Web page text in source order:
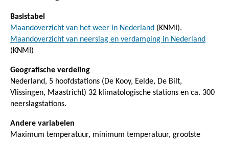
Basistabel
Maandoverzicht van het weer in Nederland (KNMI).
Maandoverzicht van neerslag en verdamping in Nederland
(KNMI)
Geografische verdeling
Nederland, 5 hoofdstations (De Kooy, Eelde, De Bilt,
Vlissingen, Maastricht) 32 klimatologische stations en ca. 300
neerslagstations.
Andere variabelen
Maximum temperatuur, minimum temperatuur, grootste